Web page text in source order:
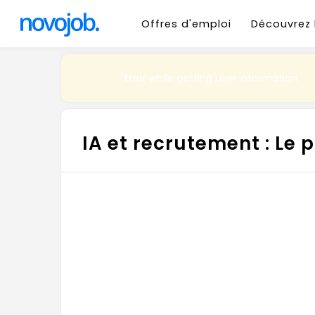
Offres d'emploi
Error while getting user information
IA et recrutement : Le